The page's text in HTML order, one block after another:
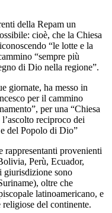
della Repam un
cioè, che la Chiesa
“le lotte e la
“sempre più
di Dio nella regione”.
giornate, ha messo in
per il cammino
per una “Chiesa
reciproco dei
del Popolo di Dio”
rappresentanti provenienti
Perù, Ecuador,
giurisdizione sono
oltre che
latinoamericano, e
del continente.